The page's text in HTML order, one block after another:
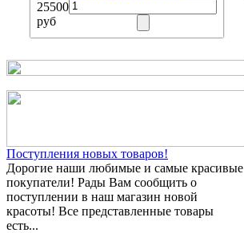
25500
руб
Поступления новых товаров!
Дорогие наши любимые и самые красивые
покупатели! Рады Вам сообщить о
поступлении в наш магазин новой
красоты! Все представленные товары
есть...